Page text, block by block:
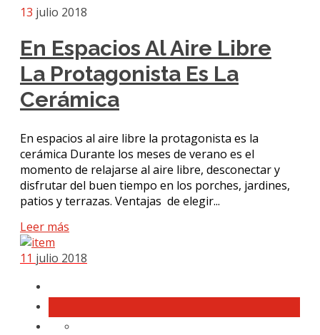
13 julio 2018
En Espacios Al Aire Libre
La Protagonista Es La
Cerámica
En espacios al aire libre la protagonista es la
cerámica Durante los meses de verano es el
momento de relajarse al aire libre, desconectar y
disfrutar del buen tiempo en los porches, jardines,
patios y terrazas. Ventajas de elegir...
Leer más
11 julio 2018